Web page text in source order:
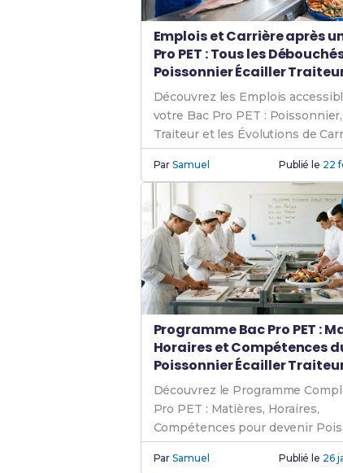
Emplois et Carrière après
Pro PET : Tous les
Poissonnier Écailler
Découvrez les Emplois
votre Bac Pro PET :
Traiteur et les Évolutions de
possibles.
ParSamuel Publié le 22
Programme Bac Pro PET :
Horaires et Compétences
Poissonnier Écailler
Découvrez le Programme
Pro PET : Matières, Horaires,
Compétences pour devenir
Écailler Traiteur qualifié.
ParSamuel Publié le 26